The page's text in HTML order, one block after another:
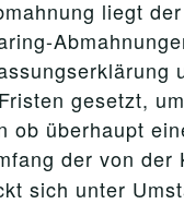
liegt
gesetzt,
ob überhaupt
der von der
sich unter